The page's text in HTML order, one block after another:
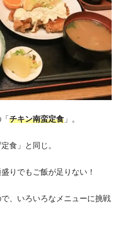
チキン南蛮定食 」。
食」と同じ。
りでもご飯が足りない！
、いろいろなメニューに挑戦